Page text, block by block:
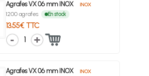
Agrafes VX 06 mm INOX INOX
1200 agrafes En stock
13.55€ TTC
1
Agrafes VX 06 mm INOX INOX